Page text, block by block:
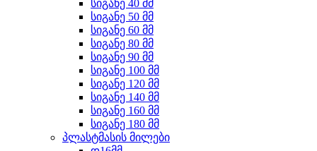
სიგანე 40 მმ
სიგანე 50 მმ
სიგანე 60 მმ
სიგანე 80 მმ
სიგანე 90 მმ
სიგანე 100 მმ
სიგანე 120 მმ
სიგანე 140 მმ
სიგანე 160 მმ
სიგანე 180 მმ
პლასტმასის მილები